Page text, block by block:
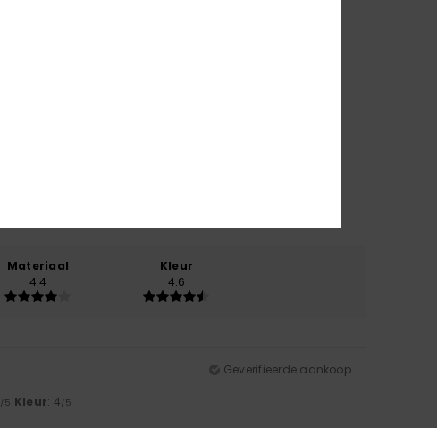
Materiaal
4.4
Kleur
4.6
Geverifieerde aankoop
/5 Kleur: 4/5